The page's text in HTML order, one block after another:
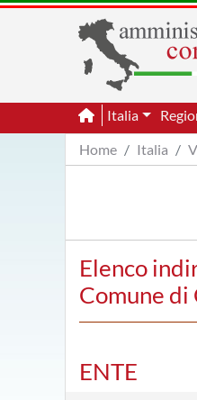
Italia
Home
Italia
Elenco
Comune
ENTE